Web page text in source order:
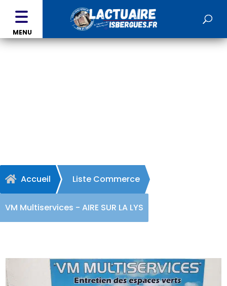
MENU
 Accueil Liste Commerce
VM Multiservices - AIRE SUR LA LYS